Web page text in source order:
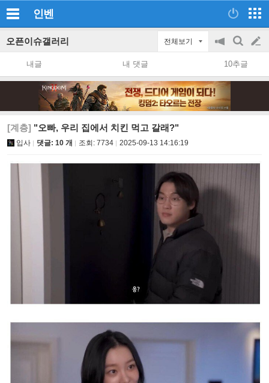
인벤
오픈이슈갤러리 전체보기
공
지
on/off
검
색
글
쓰
내글 내 댓글 10추글
[계층] "오빠, 우리 집에서 치킨 먹고 갈래?"
입사 댓글: 10 개 조회: 7734 2025-09-13 14:16:19